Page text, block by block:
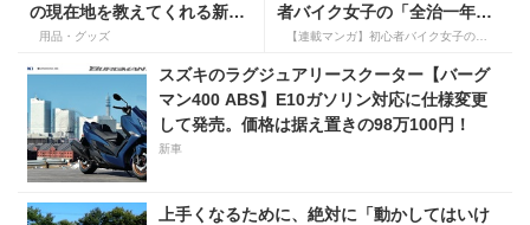
の現在地を教えてくれる新型
インカムがめっちゃ便利な３
用品・グッズ
者バイク女子の「全治一年」
から始める起死回生日記
【連載マンガ】初心者バイク女子の「全治一年」から始める起死回生日記
スズキのラグジュアリースクーター【バーグ
マン400 ABS】E10ガソリン対応に仕様変更
して発売。価格は据え置きの98万100円！
新車
上手くなるために、絶対に「動かしてはいけ